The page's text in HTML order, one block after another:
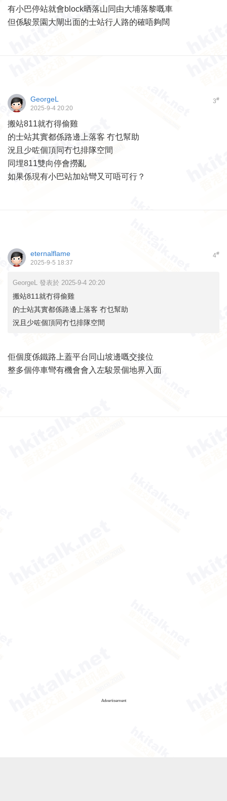
有小巴停站就會block晒落山同由大埔落黎嘅車
但係駿景園大閘出面的士站行人路的確唔夠闊
3#
GeorgeL
2025-9-4 20:20
搬站811就冇得偷雞
的士站其實都係路邊上落客 冇乜幫助
況且少咗個頂同冇乜排隊空間
同埋811雙向停會撈亂
如果係現有小巴站加站彎又可唔可行？
4#
eternalflame
2025-9-5 18:37
GeorgeL 發表於 2025-9-4 20:20
搬站811就冇得偷雞
的士站其實都係路邊上落客 冇乜幫助
況且少咗個頂同冇乜排隊空間
佢個度係鐵路上蓋平台同山坡邊嘅交接位
整多個停車彎有機會會入左駿景個地界入面
Advertisement